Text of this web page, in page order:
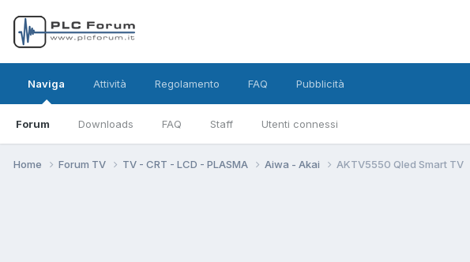
Naviga
Forum Downloads FAQ Staff Utenti connessi
Attività Regolamento FAQ Pubblicità
Home Forum TV TV - CRT - LCD - PLASMA Aiwa - Akai AKTV5550 Qled Smart TV